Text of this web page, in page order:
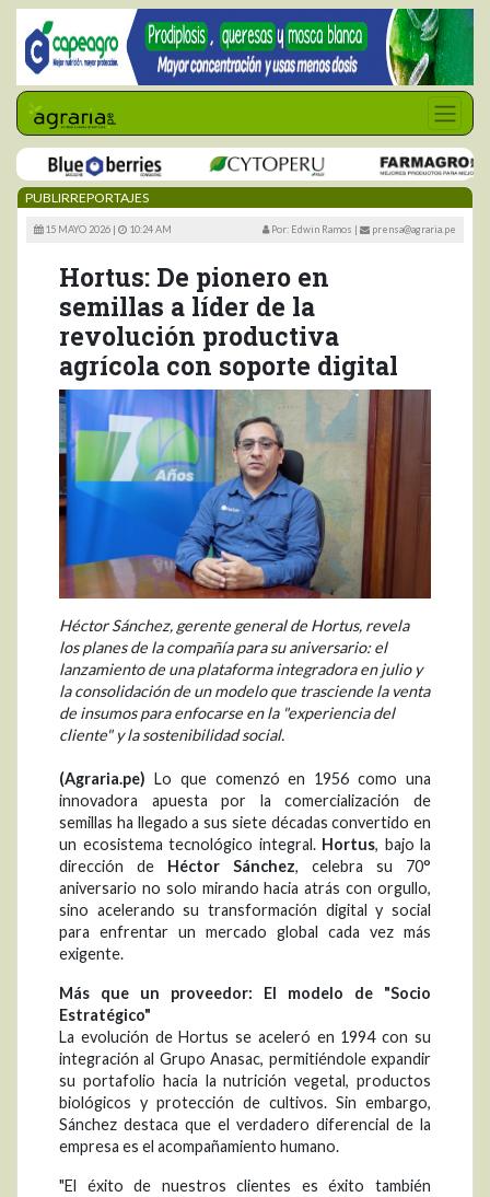
PUBLIRREPORTAJES
15 MAYO 2026 | 10:24 AM Por: Edwin Ramos | prensa@agraria.pe
Hortus: De pionero en
semillas a líder de la
revolución productiva
agrícola con soporte digital
Héctor Sánchez, gerente general de Hortus, revela
los planes de la compañía para su aniversario: el
lanzamiento de una plataforma integradora en julio y
la consolidación de un modelo que trasciende la venta
de insumos para enfocarse en la "experiencia del
cliente" y la sostenibilidad social.
(Agraria.pe) Lo que comenzó en 1956 como una
innovadora apuesta por la comercialización de
semillas ha llegado a sus siete décadas convertido en
un ecosistema tecnológico integral. Hortus, bajo la
dirección de Héctor Sánchez, celebra su 70°
aniversario no solo mirando hacia atrás con orgullo,
sino acelerando su transformación digital y social
para enfrentar un mercado global cada vez más
exigente.
Más que un proveedor: El modelo de "Socio
Estratégico"
La evolución de Hortus se aceleró en 1994 con su
integración al Grupo Anasac, permitiéndole expandir
su portafolio hacia la nutrición vegetal, productos
biológicos y protección de cultivos. Sin embargo,
Sánchez destaca que el verdadero diferencial de la
empresa es el acompañamiento humano.
"El éxito de nuestros clientes es éxito también